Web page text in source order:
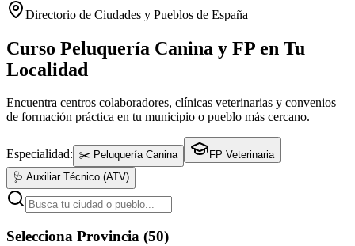
Directorio de Ciudades y Pueblos de España
Curso Peluquería Canina y FP en Tu
Localidad
Encuentra centros colaboradores, clínicas veterinarias y convenios
de formación práctica en tu municipio o pueblo más cercano.
Especialidad: ✂️ Peluquería Canina
FP Veterinaria
🩺 Auxiliar Técnico (ATV)
Selecciona Provincia (50)